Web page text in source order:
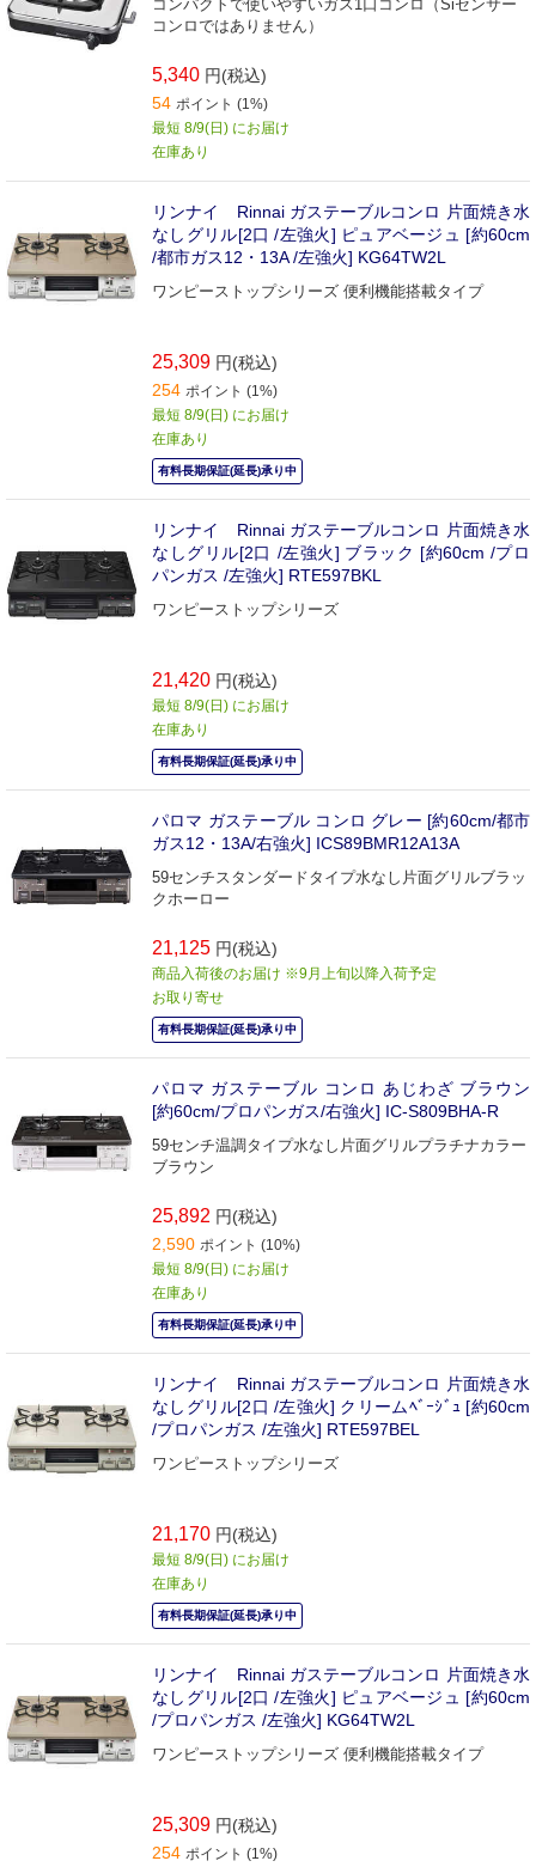
コンパクトで使いやすいガス1口コンロ（Siセンサー
コンロではありません）
5,340 円(税込)
54 ポイント (1%)
最短 8/9(日) にお届け
在庫あり
リンナイ Rinnai ガステーブルコンロ 片面焼き水
なしグリル[2口 /左強火] ピュアベージュ [約60cm
/都市ガス12・13A /左強火] KG64TW2L
ワンピーストップシリーズ 便利機能搭載タイプ
25,309 円(税込)
254 ポイント (1%)
最短 8/9(日) にお届け
在庫あり
有料長期保証(延長)承り中
リンナイ Rinnai ガステーブルコンロ 片面焼き水
なしグリル[2口 /左強火] ブラック [約60cm /プロ
パンガス /左強火] RTE597BKL
ワンピーストップシリーズ
21,420 円(税込)
最短 8/9(日) にお届け
在庫あり
有料長期保証(延長)承り中
パロマ ガステーブル コンロ グレー [約60cm/都市
ガス12・13A/右強火] ICS89BMR12A13A
59センチスタンダードタイプ水なし片面グリルブラッ
クホーロー
21,125 円(税込)
商品入荷後のお届け ※9月上旬以降入荷予定
お取り寄せ
有料長期保証(延長)承り中
パロマ ガステーブル コンロ あじわざ ブラウン
[約60cm/プロパンガス/右強火] IC-S809BHA-R
59センチ温調タイプ水なし片面グリルプラチナカラー
ブラウン
25,892 円(税込)
2,590 ポイント (10%)
最短 8/9(日) にお届け
在庫あり
有料長期保証(延長)承り中
リンナイ Rinnai ガステーブルコンロ 片面焼き水
なしグリル[2口 /左強火] クリームﾍﾞｰｼﾞｭ [約60cm
/プロパンガス /左強火] RTE597BEL
ワンピーストップシリーズ
21,170 円(税込)
最短 8/9(日) にお届け
在庫あり
有料長期保証(延長)承り中
リンナイ Rinnai ガステーブルコンロ 片面焼き水
なしグリル[2口 /左強火] ピュアベージュ [約60cm
/プロパンガス /左強火] KG64TW2L
ワンピーストップシリーズ 便利機能搭載タイプ
25,309 円(税込)
254 ポイント (1%)